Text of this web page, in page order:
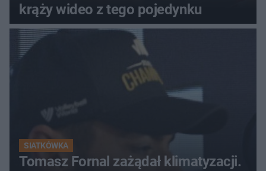
krąży wideo z tego pojedynku
SIATKÓWKA
Tomasz Fornal zażądał klimatyzacji.